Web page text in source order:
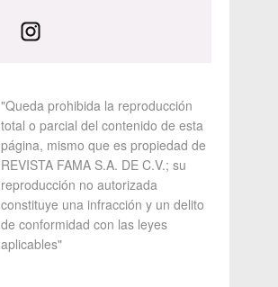
"Queda prohibida la reproducción
total o parcial del contenido de esta
página, mismo que es propiedad de
REVISTA FAMA S.A. DE C.V.; su
reproducción no autorizada
constituye una infracción y un delito
de conformidad con las leyes
aplicables"